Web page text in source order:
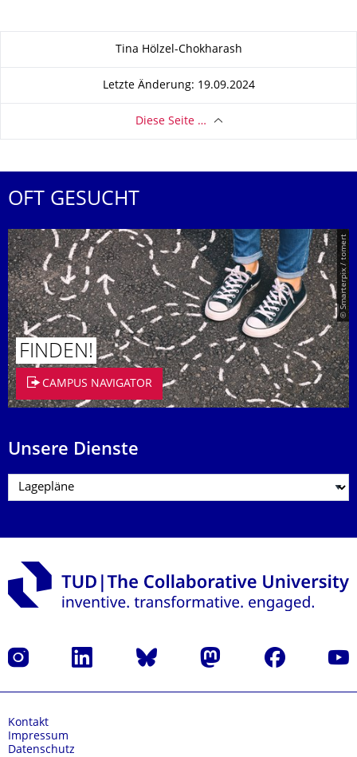
Zu dieser SeiteTina Hölzel-Chokharash
Letzte Änderung: 19.09.2024
Diese Seite …
OFT GESUCHT
© Smarterpix / tomert
FINDEN!
CAMPUS NAVIGATOR
Unsere Dienste
Instagram LinkedIn Bluesky Mastodon Facebook
Kontakt
Impressum
Datenschutz